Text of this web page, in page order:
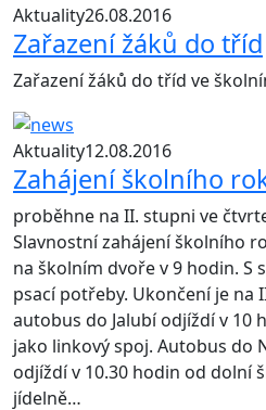
Aktuality26.08.2016
Zařazení žáků do tříd
Zařazení žáků do tříd ve
Aktuality12.08.2016
Zahájení školního
proběhne na II. stupni ve
Slavnostní zahájení školního
na školním dvoře v 9 hodin. S
psací potřeby. Ukončení je na
autobus do Jalubí odjíždí v 10
jako linkový spoj. Autobus do
odjíždí v 10.30 hodin od dolní
jídelně…